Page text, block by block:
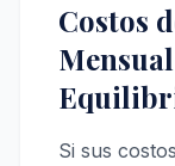
Costos
Si sus